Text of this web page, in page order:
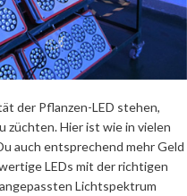
der Pflanzen-LED stehen,
züchten. Hier ist wie in vielen
auch entsprechend mehr Geld
LEDs mit der richtigen
Lichtspektrum